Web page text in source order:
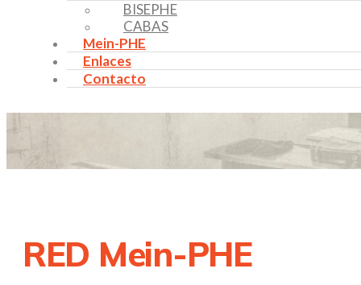
BISEPHE
CABAS
Mein-PHE
Enlaces
Contacto
RED Mein-PHE